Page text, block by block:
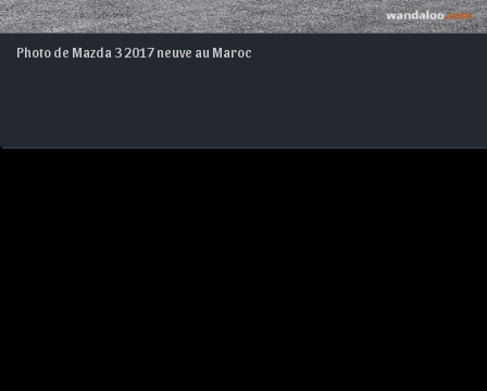
Photo de Mazda 3 2017 neuve au Maroc